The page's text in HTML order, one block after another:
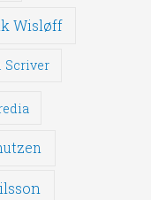
Wisløff
Scriver